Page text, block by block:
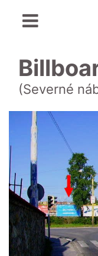
(Severné